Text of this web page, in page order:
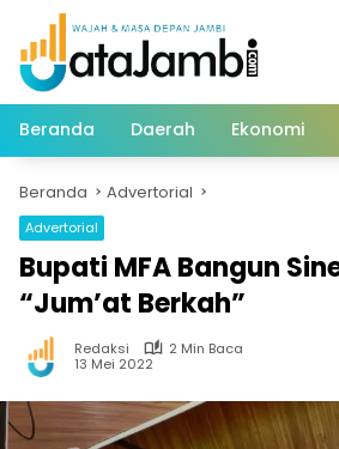
Langsung
konten
Beranda Daerah Ekonomi
Beranda Advertorial
Advertorial
Bupati MFA Bangun
“Jum’at Berkah”
Redaksi
2 Min Baca
13 Mei 2022